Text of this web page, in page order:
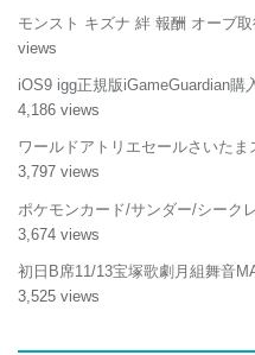
モンスト キズナ 絆 報酬 オーブ
views
iOS9 igg正規版iGameGuardian
4,186 views
ワールドアトリエセールさいた
3,797 views
ポケモンカード/サンダー/シーク
3,674 views
初日B席11/13宝塚歌劇月組舞音
3,525 views